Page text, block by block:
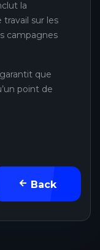
la
sur les
campagnes
que
point de
Back